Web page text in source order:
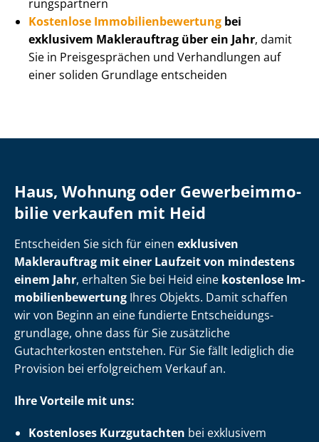
rungs­part­nern
Kostenlose Im­mo­bi­li­en­be­wer­tung bei
exklusivem Maklerauftrag über ein Jahr, damit
Sie in Preisgesprächen und Verhandlungen auf
einer soliden Grundlage entscheiden
Haus, Wohnung oder Ge­wer­be­im­mo­
bi­lie verkaufen mit Heid
Entscheiden Sie sich für einen exklusiven
Maklerauftrag mit einer Laufzeit von mindestens
einem Jahr, erhalten Sie bei Heid eine kostenlose Im­
mo­bi­li­en­be­wer­tung Ihres Objekts. Damit schaffen
wir von Beginn an eine fundierte Ent­schei­dungs­
grund­la­ge, ohne dass für Sie zusätzliche
Gutachterkosten entstehen. Für Sie fällt lediglich die
Provision bei erfolgreichem Verkauf an.
Ihre Vorteile mit uns:
Kostenloses Kurzgutachten bei exklusivem